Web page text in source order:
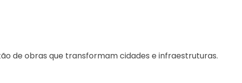
de obras que transformam cidades e infraestruturas.